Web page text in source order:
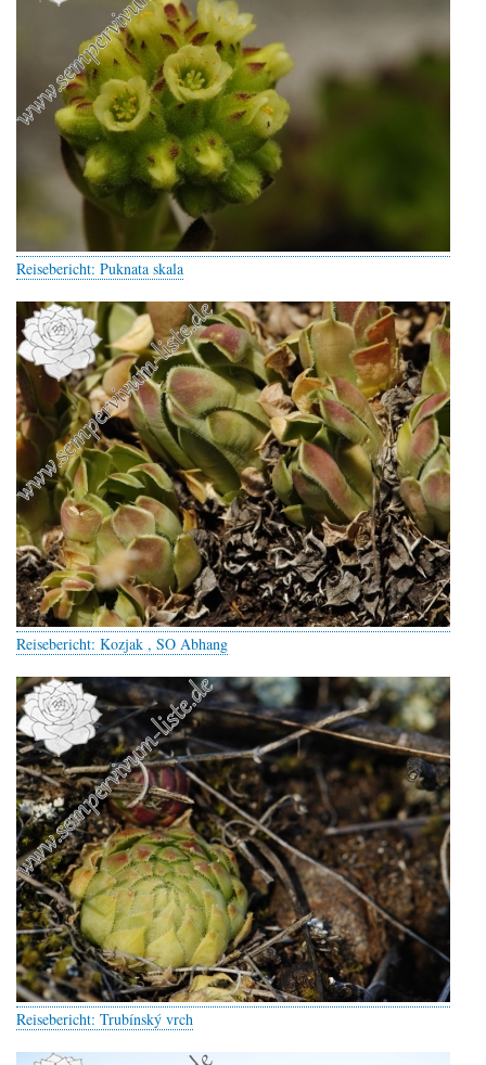
Reisebericht: Puknata skala
Reisebericht: Kozjak , SO Abhang
Reisebericht: Trubínský vrch